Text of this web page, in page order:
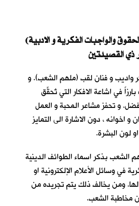
والواجبات الفكرية و الادبية)
ذي القصيدتين
واديب و فنان لقب (ملهم الشعب). و
في اشاعة الافكار التي تُحقِّق
و تحفز مشاعر المحبة و العمل
و اخوانه ، دون الاشارة الى التمايز
لون البشرة.
الشعب بذكر اسماء الطوائف الدينية
في وسائل الأعلام الإلكترونية او
ومن يخالف ذلك يتم تجريده من
مخاطبة الشعب.